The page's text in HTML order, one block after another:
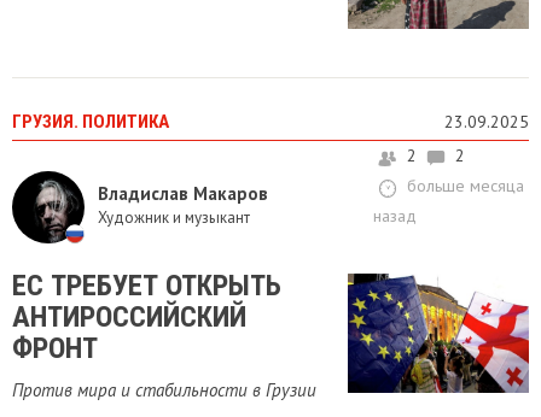
ГРУЗИЯ. ПОЛИТИКА 23.09.2025
Владислав Макаров
Художник и музыкант
2
2
больше месяца
назад
ЕС ТРЕБУЕТ ОТКРЫТЬ
АНТИРОССИЙСКИЙ
ФРОНТ
Против мира и стабильности в Грузии